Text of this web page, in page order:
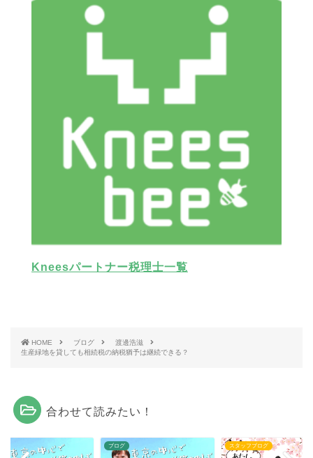
Kneesパートナー税理士一覧
HOME ブログ
渡邊浩滋
生産緑地を貸しても相続税の納税猶予は継続できる？
合わせて読みたい！
ブログ スタッフブログ